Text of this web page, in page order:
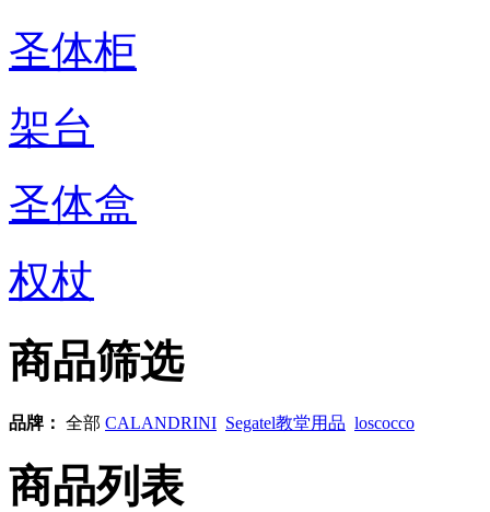
圣体柜
架台
圣体盒
权杖
商品筛选
品牌： 全部 CALANDRINI Segatel教堂用品 loscocco
商品列表